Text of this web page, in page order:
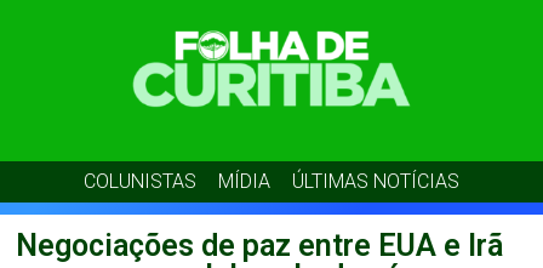
COLUNISTAS MÍDIA ÚLTIMAS NOTÍCIAS
Negociações de paz entre EUA e Irã